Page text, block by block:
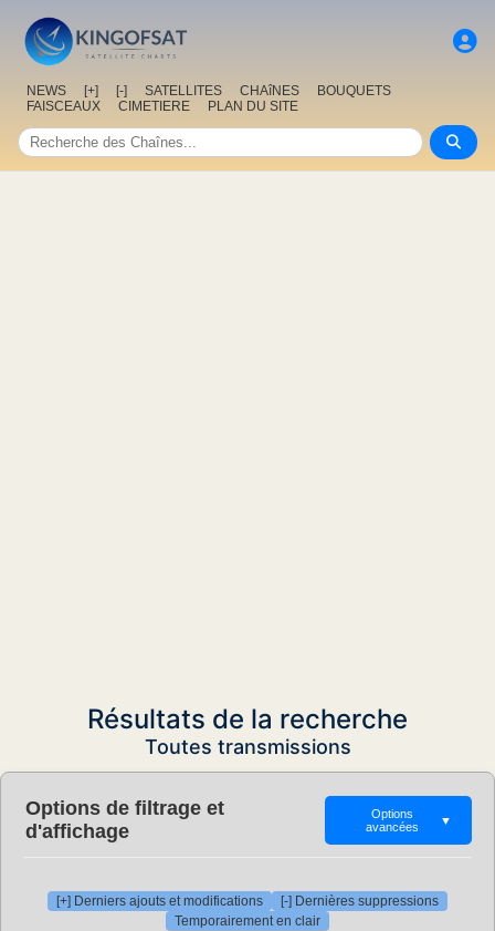
NEWS [+] [-] SATELLITES CHAîNES
BOUQUETS
FAISCEAUX
CIMETIERE PLAN DU SITE
Résultats de la recherche
Toutes transmissions
Options de filtrage et
d'affichage
Options
avancées
▼
[+] Derniers ajouts et modifications
[-] Dernières suppressions
Temporairement en clair